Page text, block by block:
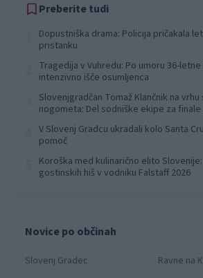
Preberite tudi
Dopustniška drama: Policija pričakala
pristanku
Tragedija v Vuhredu: Po umoru 36-
intenzivno išče osumljenca
Slovenjgradčan Tomaž Klančnik na
nogometa: Del sodniške ekipe za
V Slovenj Gradcu ukradali kolo Santa
pomoč
Koroška med kulinarično elito
gostinskih hiš v vodniku Falstaff 2026
Novice po občinah
Slovenj Gradec
Ravne na